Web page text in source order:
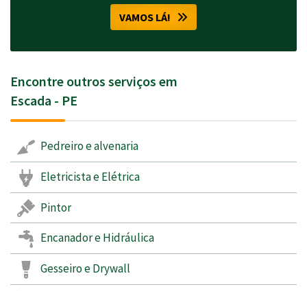
VAMOS LÁ!
Encontre outros serviços em
Escada - PE
Pedreiro e alvenaria
Eletricista e Elétrica
Pintor
Encanador e Hidráulica
Gesseiro e Drywall